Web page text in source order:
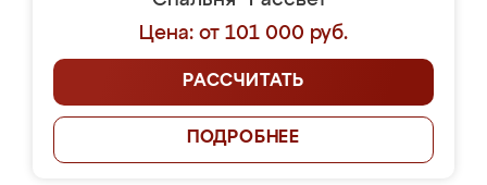
Цена: от 101 000 руб.
РАССЧИТАТЬ
ПОДРОБНЕЕ